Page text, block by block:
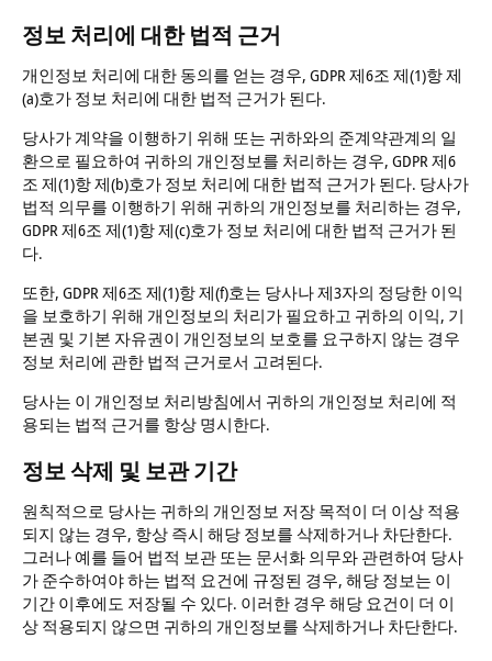
정보 처리에 대한 법적 근거
개인정보 처리에 대한 동의를 얻는 경우, GDPR 제6조 제(1)항 제
(a)호가 정보 처리에 대한 법적 근거가 된다.
당사가 계약을 이행하기 위해 또는 귀하와의 준계약관계의 일
환으로 필요하여 귀하의 개인정보를 처리하는 경우, GDPR 제6
조 제(1)항 제(b)호가 정보 처리에 대한 법적 근거가 된다. 당사가
법적 의무를 이행하기 위해 귀하의 개인정보를 처리하는 경우,
GDPR 제6조 제(1)항 제(c)호가 정보 처리에 대한 법적 근거가 된
다.
또한, GDPR 제6조 제(1)항 제(f)호는 당사나 제3자의 정당한 이익
을 보호하기 위해 개인정보의 처리가 필요하고 귀하의 이익, 기
본권 및 기본 자유권이 개인정보의 보호를 요구하지 않는 경우
정보 처리에 관한 법적 근거로서 고려된다.
당사는 이 개인정보 처리방침에서 귀하의 개인정보 처리에 적
용되는 법적 근거를 항상 명시한다.
정보 삭제 및 보관 기간
원칙적으로 당사는 귀하의 개인정보 저장 목적이 더 이상 적용
되지 않는 경우, 항상 즉시 해당 정보를 삭제하거나 차단한다.
그러나 예를 들어 법적 보관 또는 문서화 의무와 관련하여 당사
가 준수하여야 하는 법적 요건에 규정된 경우, 해당 정보는 이
기간 이후에도 저장될 수 있다. 이러한 경우 해당 요건이 더 이
상 적용되지 않으면 귀하의 개인정보를 삭제하거나 차단한다.